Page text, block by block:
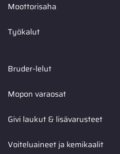
Moottorisaha
Työkalut
Bruder-lelut
Mopon varaosat
Givi laukut & lisävarusteet
Voiteluaineet ja kemikaalit